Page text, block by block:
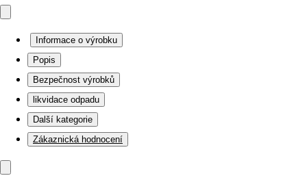
Informace o výrobku
Popis
Bezpečnost výrobků
likvidace odpadu
Další kategorie
Zákaznická hodnocení